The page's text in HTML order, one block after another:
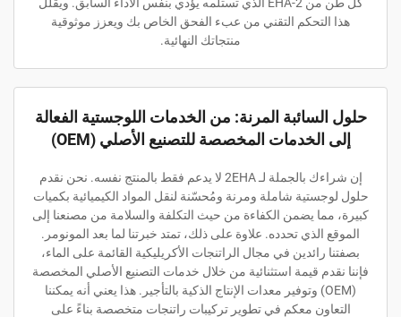
هذا التحكم التقني من عبء الفحق الخاص بك ويعزز موثوقية
منتجاتك النهائية.
حلول السائبة المرنة: من الخدمات اللوجستية الفعالة
إلى الخدمات المخصصة للتصنيع الأصلي (OEM)
إن شراءك بالجملة لـ 2EHA لا يدعم فقط بالمنتج نفسه. نحن نقدم
حلول لوجستية شاملة ومرنة ومُحسّنة لنقل المواد الكيميائية بكميات
كبيرة، مما يضمن الكفاءة من حيث التكلفة والسلامة من مصنعنا إلى
الموقع الذي تحدده. علاوة على ذلك، تمتد خبرتنا لما بعد المونومر.
بصفتنا رائدين في مجال الراتنجات الأكريليكية القائمة على الماء،
فإننا نقدم قيمة استثنائية من خلال خدمات التصنيع الأصلي المخصصة
(OEM) وتوفير معدات الإنتاج الذكية بالتأجير. هذا يعني أنه يمكننا
التعاون معكم في تطوير تركيبات راتنجات متخصصة بناءً على